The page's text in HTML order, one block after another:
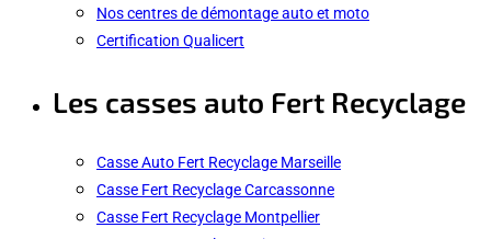
Nos centres de démontage auto et moto
Certification Qualicert
Les casses auto Fert Recyclage
Casse Auto Fert Recyclage Marseille
Casse Fert Recyclage Carcassonne
Casse Fert Recyclage Montpellier